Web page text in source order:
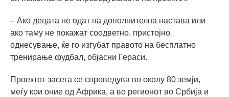
– Ако децата не одат на дополнителна настава или
ако таму не покажат соодветно, пристојно
однесување, ќе го изгубат правото на бесплатно
тренирање фудбал, објасни Гераси.
Проектот засега се спроведува во околу 80 земји,
меѓу кои оние од Африка, а во регионот во Србија и